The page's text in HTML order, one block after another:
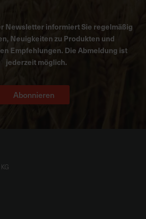
Newsletter informiert Sie regelmäßig
Neuigkeiten zu Produkten und
Empfehlungen. Die Abmeldung ist
jederzeit möglich.
Abonnieren